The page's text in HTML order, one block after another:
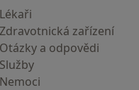
Lékaři
Zdravotnická zařízení
Otázky a odpovědi
Služby
Nemoci